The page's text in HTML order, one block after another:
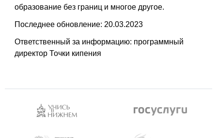
образование без границ и многое другое.
Последнее обновление: 20.03.2023
Ответственный за информацию: программный
директор Точки кипения